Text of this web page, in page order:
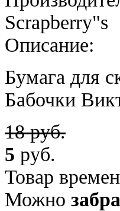
Scrapberry"s
Описание:
Бумага для
Бабочки
18 руб.
5 руб.
Товар
Можно